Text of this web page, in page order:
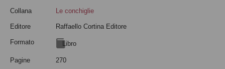
Collana Le conchiglie
Editore Raffaello Cortina Editore
Formato Libro
Pagine 270